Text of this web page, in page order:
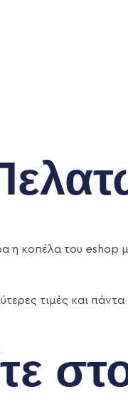
η κοπέλα του
τιμές και